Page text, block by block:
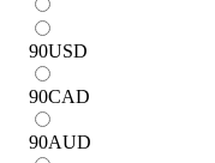
90USD
90CAD
90AUD